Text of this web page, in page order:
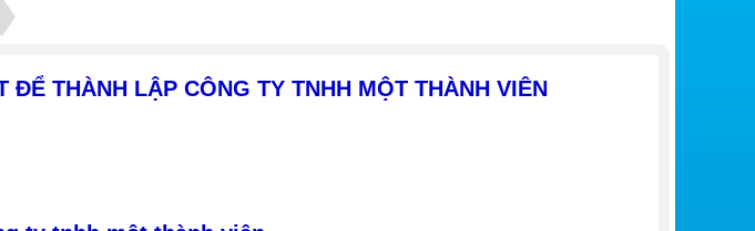
ĐỂ THÀNH LẬP CÔNG TY TNHH MỘT THÀNH VIÊN